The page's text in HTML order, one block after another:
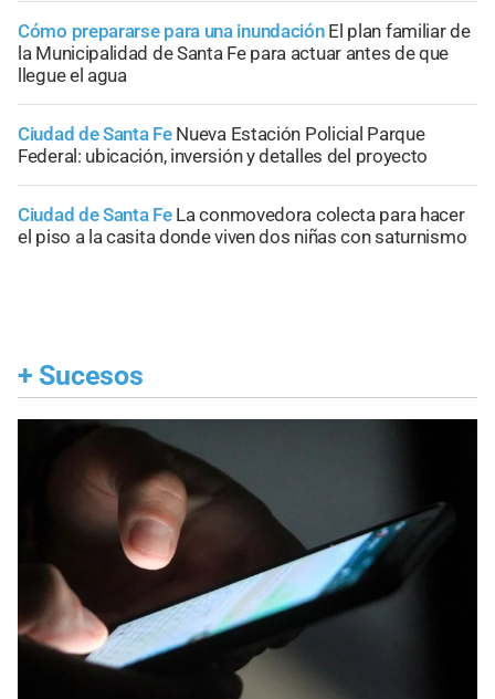
Cómo prepararse para una inundación El plan familiar de
la Municipalidad de Santa Fe para actuar antes de que
llegue el agua
Ciudad de Santa Fe Nueva Estación Policial Parque
Federal: ubicación, inversión y detalles del proyecto
Ciudad de Santa Fe La conmovedora colecta para hacer
el piso a la casita donde viven dos niñas con saturnismo
+ Sucesos